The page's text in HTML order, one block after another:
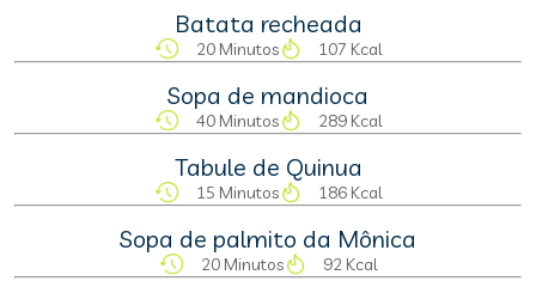
Batata recheada
20 Minutos 107 Kcal
Sopa de mandioca
40 Minutos 289 Kcal
Tabule de Quinua
15 Minutos 186 Kcal
Sopa de palmito da Mônica
20 Minutos 92 Kcal